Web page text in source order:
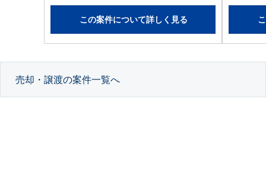
この案件について詳しく見る
売却・譲渡の案件一覧へ